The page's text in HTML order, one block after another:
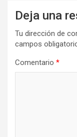
Deja una
Tu dirección de
campos
Comentario *